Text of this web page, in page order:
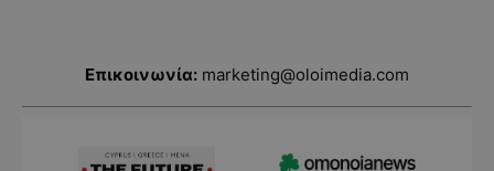
Επικοινωνία: marketing@oloimedia.com